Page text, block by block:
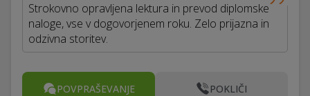
Strokovno opravljena lektura in prevod diplomske
naloge, vse v dogovorjenem roku. Zelo prijazna in
odzivna storitev.
POVPRAŠEVANJE POKLIČI